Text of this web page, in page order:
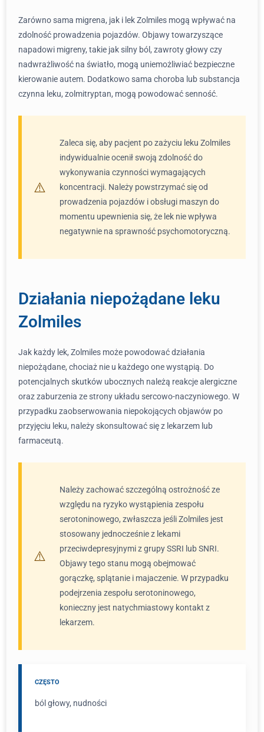
Zarówno sama migrena, jak i lek Zolmiles mogą wpływać na
zdolność prowadzenia pojazdów. Objawy towarzyszące
napadowi migreny, takie jak silny ból, zawroty głowy czy
nadwrażliwość na światło, mogą uniemożliwiać bezpieczne
kierowanie autem. Dodatkowo sama choroba lub substancja
czynna leku, zolmitryptan, mogą powodować senność.
Zaleca się, aby pacjent po zażyciu leku Zolmiles
indywidualnie ocenił swoją zdolność do
wykonywania czynności wymagających
koncentracji. Należy powstrzymać się od
prowadzenia pojazdów i obsługi maszyn do
momentu upewnienia się, że lek nie wpływa
negatywnie na sprawność psychomotoryczną.
Działania niepożądane leku
Zolmiles
Jak każdy lek, Zolmiles może powodować działania
niepożądane, chociaż nie u każdego one wystąpią. Do
potencjalnych skutków ubocznych należą reakcje alergiczne
oraz zaburzenia ze strony układu sercowo-naczyniowego. W
przypadku zaobserwowania niepokojących objawów po
przyjęciu leku, należy skonsultować się z lekarzem lub
farmaceutą.
Należy zachować szczególną ostrożność ze
względu na ryzyko wystąpienia zespołu
serotoninowego, zwłaszcza jeśli Zolmiles jest
stosowany jednocześnie z lekami
przeciwdepresyjnymi z grupy SSRI lub SNRI.
Objawy tego stanu mogą obejmować
gorączkę, splątanie i majaczenie. W przypadku
podejrzenia zespołu serotoninowego,
konieczny jest natychmiastowy kontakt z
lekarzem.
CZĘSTO
ból głowy, nudności